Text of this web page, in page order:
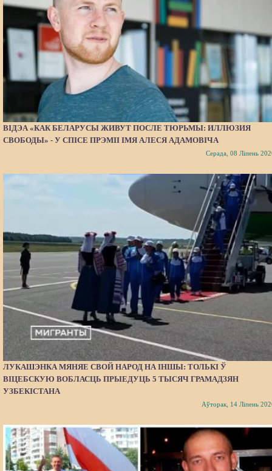
ВІДЭА «КАК БЕЛАРУСЫ ЖИВУТ ПОСЛЕ ТЮРЬМЫ: ИЛЛЮЗИЯ
СВОБОДЫ» - У СПІСЕ ПРЭМІІ ІМЯ АЛЕСЯ АДАМОВІЧА
Серада, 08 Ліпень
ЛУКАШЭНКА МЯНЯЕ СВОЙ НАРОД НА ІНШЫ: ТОЛЬКІ Ў
ВІЦЕБСКУЮ ВОБЛАСЦЬ ПРЫЕДУЦЬ 5 ТЫСЯЧ ГРАМАДЗЯН
УЗБЕКІСТАНА
Аўторак, 14 Ліпень